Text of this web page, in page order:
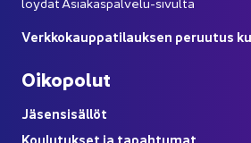
Verk­ko­kaup­pa­ti­lauk­sen pe­ruu­tus
Oi­ko­po­lut
Jä­sen­si­säl­löt